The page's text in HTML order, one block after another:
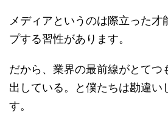
メディアというのは際立った才
プする習性があります。
だから、業界の最前線がとてつ
出している。と僕たちは勘違い
す。